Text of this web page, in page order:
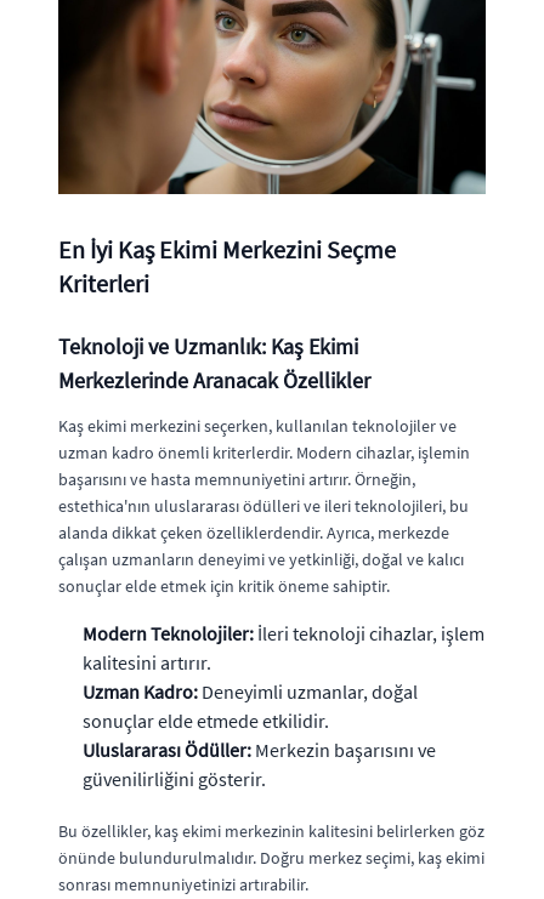
En İyi Kaş Ekimi Merkezini Seçme
Kriterleri
Teknoloji ve Uzmanlık: Kaş Ekimi
Merkezlerinde Aranacak Özellikler
Kaş ekimi merkezini seçerken, kullanılan teknolojiler ve
uzman kadro önemli kriterlerdir. Modern cihazlar, işlemin
başarısını ve hasta memnuniyetini artırır. Örneğin,
estethica'nın uluslararası ödülleri ve ileri teknolojileri, bu
alanda dikkat çeken özelliklerdendir. Ayrıca, merkezde
çalışan uzmanların deneyimi ve yetkinliği, doğal ve kalıcı
sonuçlar elde etmek için kritik öneme sahiptir.
Modern Teknolojiler: İleri teknoloji cihazlar, işlem
kalitesini artırır.
Uzman Kadro: Deneyimli uzmanlar, doğal
sonuçlar elde etmede etkilidir.
Uluslararası Ödüller: Merkezin başarısını ve
güvenilirliğini gösterir.
Bu özellikler, kaş ekimi merkezinin kalitesini belirlerken göz
önünde bulundurulmalıdır. Doğru merkez seçimi, kaş ekimi
sonrası memnuniyetinizi artırabilir.